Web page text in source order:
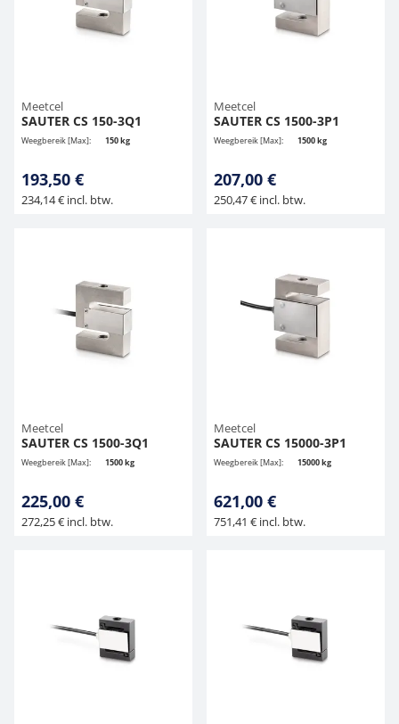
Meetcel
SAUTER CS 150-3Q1
Weegbereik [Max]: 150 kg
193,50 €
234,14 € incl. btw.
Meetcel
SAUTER CS 1500-3P1
Weegbereik [Max]: 1500 kg
207,00 €
250,47 € incl. btw.
Meetcel
SAUTER CS 1500-3Q1
Weegbereik [Max]: 1500 kg
225,00 €
272,25 € incl. btw.
Meetcel
SAUTER CS 15000-3P1
Weegbereik [Max]: 15000 kg
621,00 €
751,41 € incl. btw.